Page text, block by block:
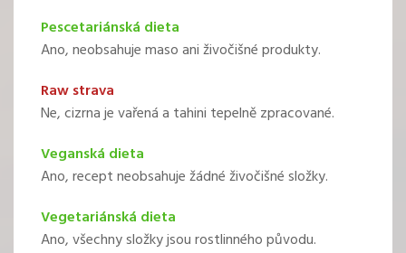
Pescetariánská dieta
Ano, neobsahuje maso ani živočišné produkty.
Raw strava
Ne, cizrna je vařená a tahini tepelně zpracované.
Veganská dieta
Ano, recept neobsahuje žádné živočišné složky.
Vegetariánská dieta
Ano, všechny složky jsou rostlinného původu.